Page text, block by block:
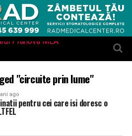
"circuite prin lume"
ago
pentru cei care isi doresc o